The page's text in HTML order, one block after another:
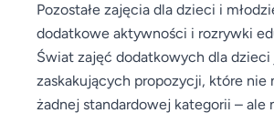
Pozostałe zajęcia dla dzieci i
dodatkowe aktywności i rozrywki
Świat zajęć dodatkowych dla dzieci
zaskakujących propozycji, które nie
żadnej standardowej kategorii – ale